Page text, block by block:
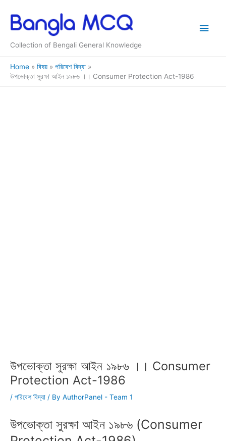
content
Collection of Bengali General Knowledge
Main
Home বিষয়
পরিবেশ বিদ্যা
উপভোক্তা সুরক্ষা আইন ১৯৮৬ ।। Consumer Protection Act-1986
উপভোক্তা সুরক্ষা আইন ১৯৮৬ ।। Consumer
Protection Act-1986
/ পরিবেশ বিদ্যা / By AuthorPanel - Team 1
উপভোক্তা সুরক্ষা আইন ১৯৮৬ (Consumer